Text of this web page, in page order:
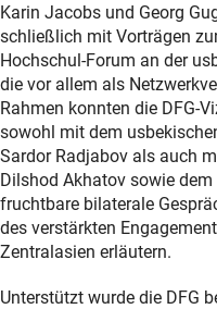
Karin Jacobs und Georg
schließlich mit Vorträgen
Hochschul-Forum an der
die vor allem als
Rahmen konnten die DFG-
sowohl mit dem
Sardor Radjabov als auch
Dilshod Akhatov sowie
fruchtbare bilaterale
des verstärkten
Zentralasien erläutern.
Unterstützt wurde die DFG